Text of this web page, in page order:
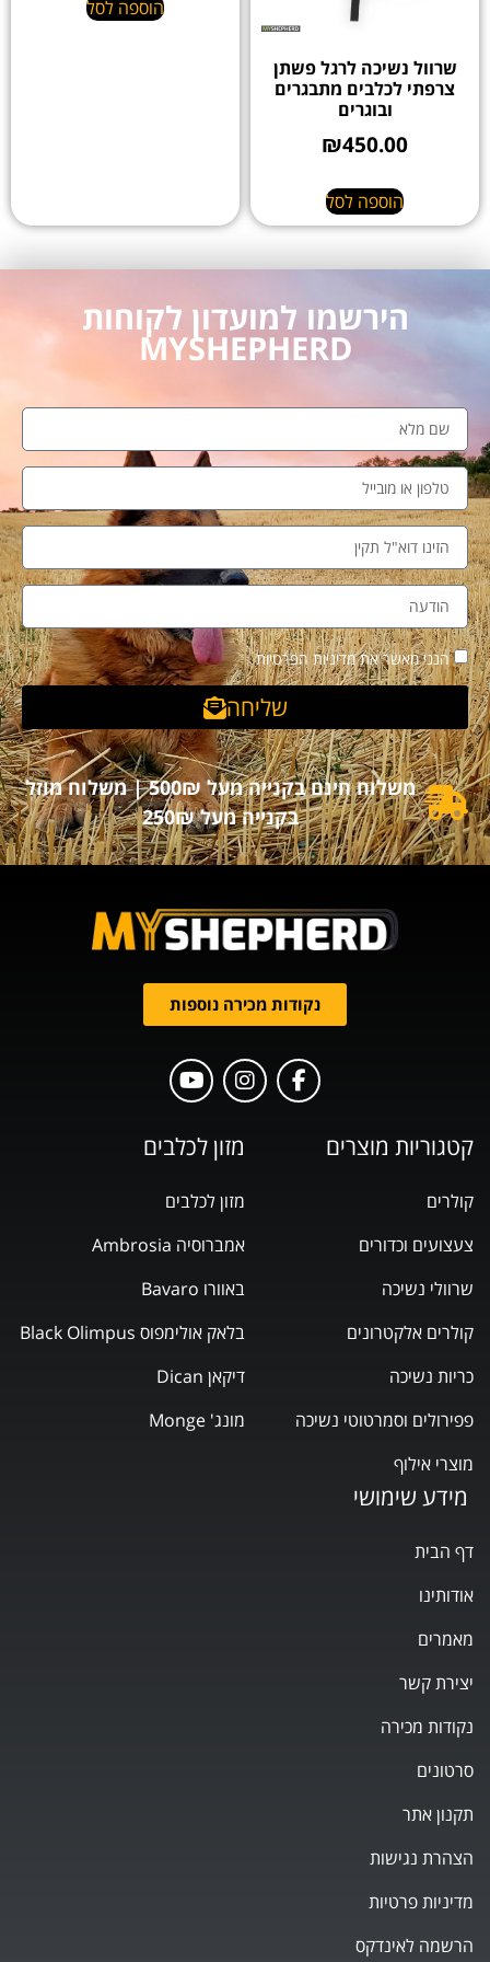
שרוול נשיכה לרגל פשתן
צרפתי לכלבים מתבגרים
ובוגרים
₪450.00
הוספה לסל
הוספה לסל
הירשמו למועדון לקוחות
MYSHEPHERD
הנני מאשר את מדיניות הפרטיות
שליחה
משלוח חינם בקנייה מעל 500₪ | משלוח מוזל
בקנייה מעל 250₪
מידע שימושי
דף הבית
אודותינו
מאמרים
יצירת קשר
נקודות מכירה
סרטונים
תקנון אתר
הצהרת נגישות
מדיניות פרטיות
הרשמה לאינדקס
מזון לכלבים
מזון לכלבים
אמברוסיה Ambrosia
באוורו Bavaro
בלאק אולימפוס Black Olimpus
דיקאן Dican
מונג' Monge
קטגוריות מוצרים
קולרים
צעצועים וכדורים
שרוולי נשיכה
קולרים אלקטרונים
כריות נשיכה
פפירולים וסמרטוטי נשיכה
מוצרי אילוף
נקודות מכירה נוספות